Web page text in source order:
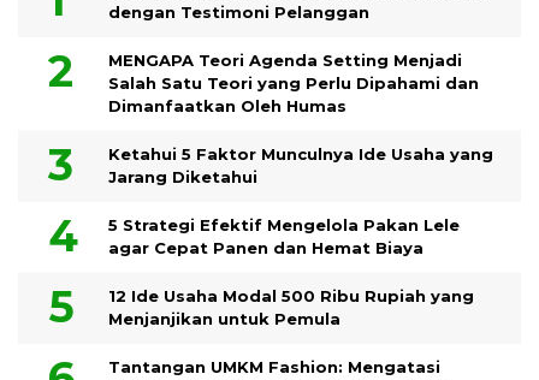
dengan Testimoni Pelanggan
MENGAPA Teori Agenda Setting Menjadi
Salah Satu Teori yang Perlu Dipahami dan
Dimanfaatkan Oleh Humas
Ketahui 5 Faktor Munculnya Ide Usaha yang
Jarang Diketahui
5 Strategi Efektif Mengelola Pakan Lele
agar Cepat Panen dan Hemat Biaya
12 Ide Usaha Modal 500 Ribu Rupiah yang
Menjanjikan untuk Pemula
Tantangan UMKM Fashion: Mengatasi